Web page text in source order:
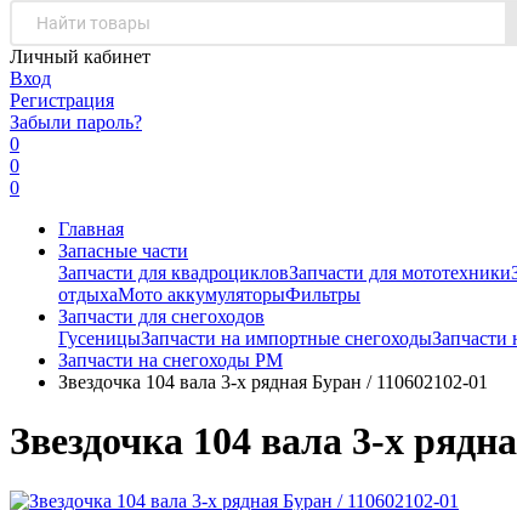
Личный кабинет
Вход
Регистрация
Забыли пароль?
0
0
0
Главная
Запасные части
Запчасти для квадроцикловЗапчасти для мототехники
отдыхаМото аккумуляторыФильтры
Запчасти для снегоходов
ГусеницыЗапчасти на импортные снегоходыЗапчасти
Запчасти на снегоходы РМ
Звездочка 104 вала 3-х рядная Буран / 110602102-01
Звездочка 104 вала 3-х